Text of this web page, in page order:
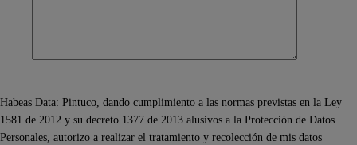
Habeas Data: Pintuco, dando cumplimiento a las normas previstas en la Ley
1581 de 2012 y su decreto 1377 de 2013 alusivos a la Protección de Datos
Personales, autorizo a realizar el tratamiento y recolección de mis datos